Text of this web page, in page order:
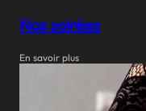
Nos soirées
En savoir plus